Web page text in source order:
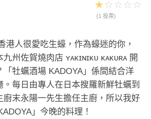
(1 投票)
港人很愛吃生蠔，作為蠔迷的你，
州佐賀燒肉店 ʏᴀᴋɪɴɪᴋᴜ ᴋᴀᴋᴜʀᴀ 開
牡蠣酒場 KADOYA」係間結合洋
每日由專人在日本搜羅新鮮牡蠣到
廚末永陽一先生擔任主廚，所以我好
」今晚的料理！